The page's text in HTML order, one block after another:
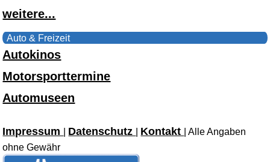
weitere...
Auto & Freizeit
Autokinos
Motorsporttermine
Automuseen
Impressum Datenschutz Kontakt
| Alle Angaben
ohne Gewähr